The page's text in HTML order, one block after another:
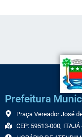
Prefeitura
Praça Vereador José
CEP: 59513-000,